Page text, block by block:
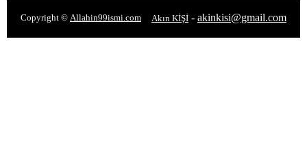
Copyright © Allahin99ismi.com Akın KİŞİ - akinkisi@gmail.com